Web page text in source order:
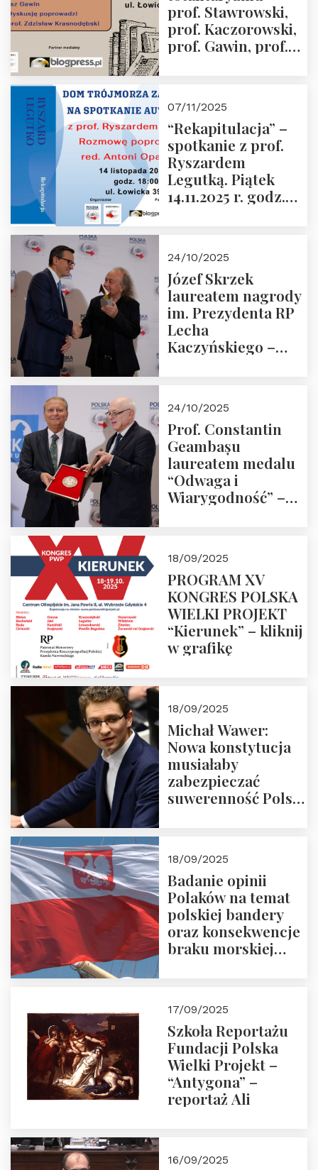
godz. 18:00.
prof. Stawrowski,
prof. Kaczorowski,
prof. Gawin, prof.
07/11/2025
“Rekapitulacja” –
spotkanie z prof.
Ryszardem
Legutką. Piątek
14.11.2025 r. godz.
24/10/2025
Józef Skrzek
laureatem nagrody
im. Prezydenta RP
Lecha
Kaczyńskiego –
24/10/2025
Prof. Constantin
Geambașu
laureatem medalu
“Odwaga i
Wiarygodność” –
18/09/2025
PROGRAM XV
KONGRES POLSKA
WIELKI PROJEKT
“Kierunek” – kliknij
w grafikę
18/09/2025
Michał Wawer:
Nowa konstytucja
musiałaby
zabezpieczać
suwerenność Polski
18/09/2025
Badanie opinii
Polaków na temat
polskiej bandery
oraz konsekwencje
braku morskiej
17/09/2025
Szkoła Reportażu
Fundacji Polska
Wielki Projekt –
“Antygona” –
reportaż Ali
16/09/2025